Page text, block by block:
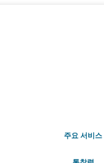
주요 서비스